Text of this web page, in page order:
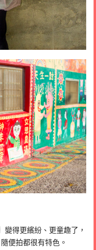
變得更繽紛、更童趣了，
便拍都很有特色。